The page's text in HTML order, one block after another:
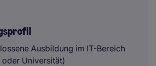
Ausbildung im IT-Bereich
oder Universität)